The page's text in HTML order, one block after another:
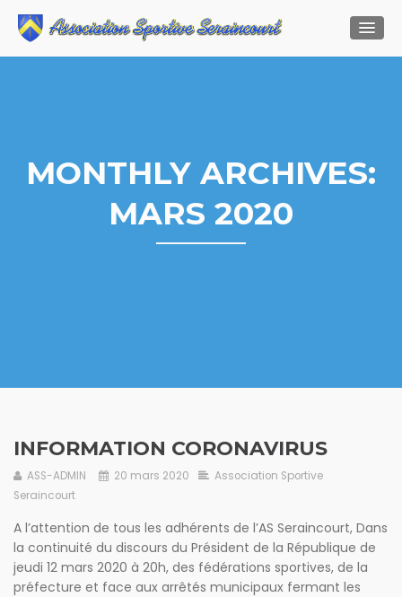
MONTHLY ARCHIVES:
MARS 2020
INFORMATION CORONAVIRUS
ASS-ADMIN 20 mars 2020
Association Sportive
Seraincourt
A l’attention de tous les adhérents de l’AS Seraincourt, Dans
la continuité du discours du Président de la République de
jeudi 12 mars 2020 à 20h, des fédérations sportives, de la
préfecture et face aux arrêtés municipaux fermant les